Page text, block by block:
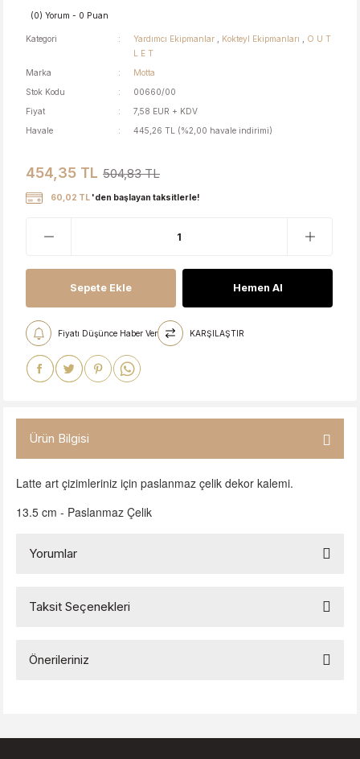
(0) Yorum - 0 Puan
Kategori Yardımcı Ekipmanlar Kokteyl Ekipmanları
O U T
L E T
Marka
Motta
Stok Kodu
00660/00
Fiyat
7,58 EUR + KDV
Havale
445,26 TL (%2,00 havale indirimi)
454,35 TL 504,83 TL
60,02 TL 'den başlayan taksitlerle!
Sepete Ekle Hemen Al
Fiyatı Düşünce Haber Ver KARŞILAŞTIR
Ürün Bilgisi
Latte art çizimleriniz için paslanmaz çelik dekor kalemi.
13.5 cm - Paslanmaz Çelik
Yorumlar
Taksit Seçenekleri
Önerileriniz